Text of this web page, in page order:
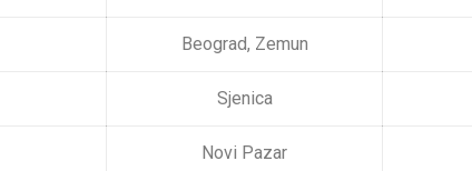
Beograd, Zemun
Sjenica
Novi Pazar